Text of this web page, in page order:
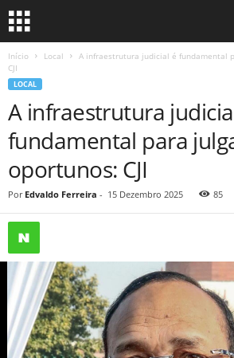
Início Local
A infraestrutura judicial é fundamental
CJI
LOCAL
A infraestrutura
fundamental para
oportunos: CJI
Por Edvaldo Ferreira - 15 Dezembro 2025 85